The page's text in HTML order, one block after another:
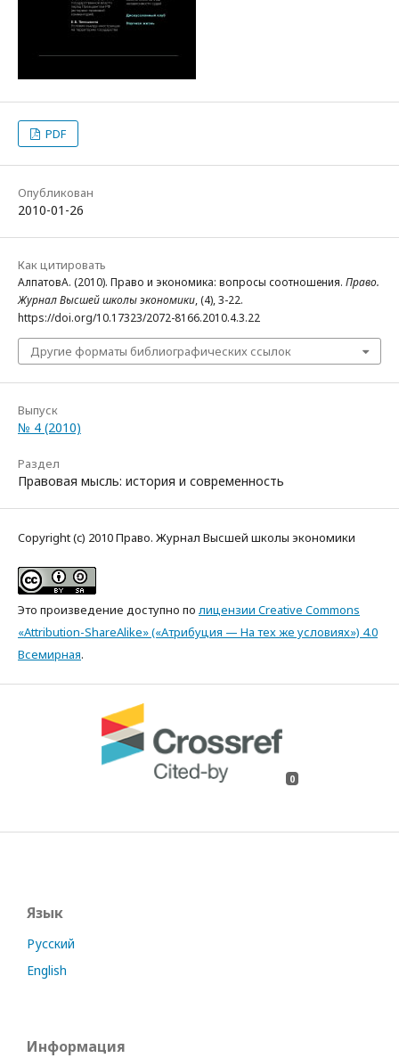
PDF
Опубликован
2010-01-26
Как цитировать
АлпатовА. (2010). Право и экономика: вопросы соотношения. Право.
Журнал Высшей школы экономики, (4), 3-22.
https://doi.org/10.17323/2072-8166.2010.4.3.22
Другие форматы библиографических ссылок
Выпуск
№ 4 (2010)
Раздел
Правовая мысль: история и современность
Copyright (c) 2010 Право. Журнал Высшей школы экономики
Это произведение доступно по лицензии Creative Commons
«Attribution-ShareAlike» («Атрибуция — На тех же условиях») 4.0
Всемирная.
0
Язык
Русский
English
Информация